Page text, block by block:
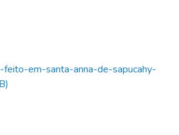
em-santa-anna-de-sapucahy-